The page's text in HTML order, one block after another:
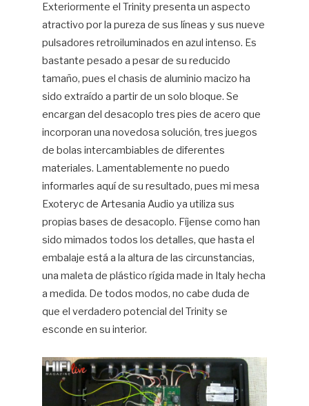
Exteriormente el Trinity presenta un aspecto
atractivo por la pureza de sus líneas y sus nueve
pulsadores retroiluminados en azul intenso. Es
bastante pesado a pesar de su reducido
tamaño, pues el chasis de aluminio macizo ha
sido extraído a partir de un solo bloque. Se
encargan del desacoplo tres pies de acero que
incorporan una novedosa solución, tres juegos
de bolas intercambiables de diferentes
materiales. Lamentablemente no puedo
informarles aquí de su resultado, pues mi mesa
Exoteryc de Artesania Audio ya utiliza sus
propias bases de desacoplo. Fíjense como han
sido mimados todos los detalles, que hasta el
embalaje está a la altura de las circunstancias,
una maleta de plástico rígida made in Italy hecha
a medida. De todos modos, no cabe duda de
que el verdadero potencial del Trinity se
esconde en su interior.